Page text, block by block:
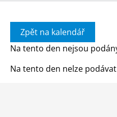
Zpět na kalendář
Na tento den nejsou
Na tento den nelze